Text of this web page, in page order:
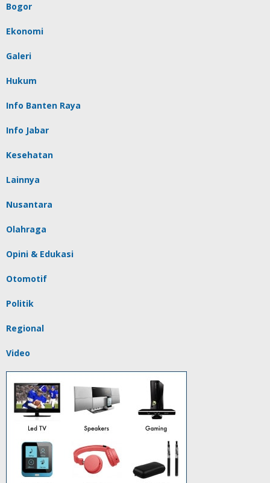
Bogor
Ekonomi
Galeri
Hukum
Info Banten Raya
Info Jabar
Kesehatan
Lainnya
Nusantara
Olahraga
Opini & Edukasi
Otomotif
Politik
Regional
Video